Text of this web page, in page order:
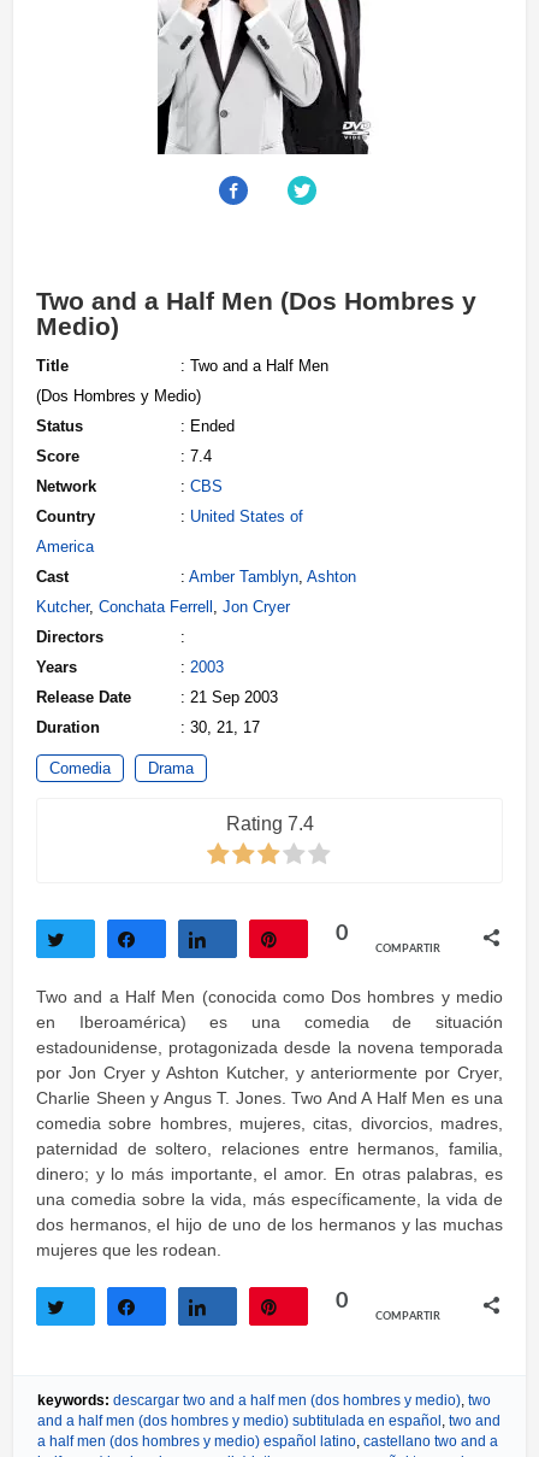
Two and a Half Men (Dos Hombres y
Medio)
Title
: Two and a Half Men
(Dos Hombres y Medio)
Status
: Ended
Score
: 7.4
Network
: CBS
Country
: United States of
America
Cast
: Amber Tamblyn, Ashton
Kutcher, Conchata Ferrell , Jon Cryer
Directors
:
Years
: 2003
Release Date
: 21 Sep 2003
Duration
: 30, 21, 17
Comedia Drama
Rating 7.4
0
COMPARTIR
Two and a Half Men (conocida como Dos hombres y medio
en Iberoamérica) es una comedia de situación
estadounidense, protagonizada desde la novena temporada
por Jon Cryer y Ashton Kutcher, y anteriormente por Cryer,
Charlie Sheen y Angus T. Jones. Two And A Half Men es una
comedia sobre hombres, mujeres, citas, divorcios, madres,
paternidad de soltero, relaciones entre hermanos, familia,
dinero; y lo más importante, el amor. En otras palabras, es
una comedia sobre la vida, más específicamente, la vida de
dos hermanos, el hijo de uno de los hermanos y las muchas
mujeres que les rodean.
0
COMPARTIR
keywords: descargar two and a half men (dos hombres y medio), two
and a half men (dos hombres y medio) subtitulada en español , two and
a half men (dos hombres y medio) español latino, castellano two and a